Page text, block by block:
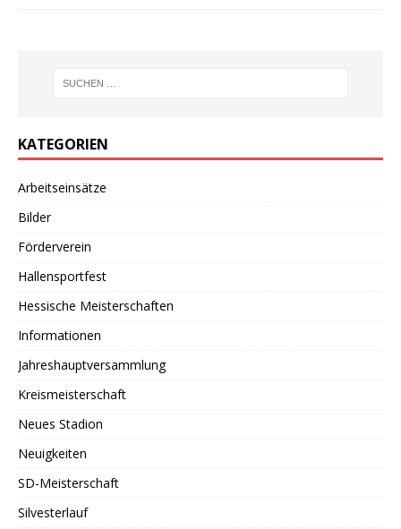
KATEGORIEN
Arbeitseinsätze
Bilder
Förderverein
Hallensportfest
Hessische Meisterschaften
Informationen
Jahreshauptversammlung
Kreismeisterschaft
Neues Stadion
Neuigkeiten
SD-Meisterschaft
Silvesterlauf